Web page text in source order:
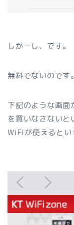
しかーし、です。
無料でないのです。
下記のような画面
を買いなさない
WiFiが使えるとい